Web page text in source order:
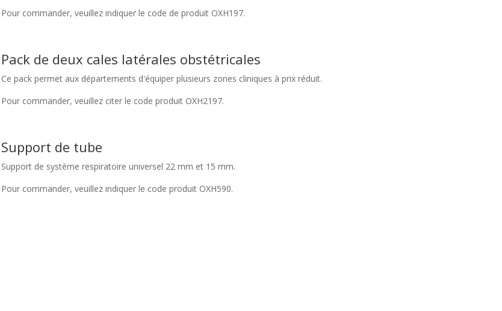
Pour commander, veuillez indiquer le code de produit OXH197.
Pack de deux cales latérales obstétricales
Ce pack permet aux départements d'équiper plusieurs zones cliniques à prix réduit.
Pour commander, veuillez citer le code produit OXH2197.
Support de tube
Support de système respiratoire universel 22 mm et 15 mm.
Pour commander, veuillez indiquer le code produit OXH590.